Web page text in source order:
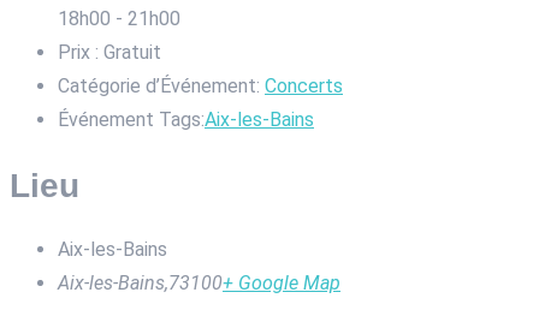
18h00 - 21h00
Prix : Gratuit
Catégorie d’Événement: Concerts
Événement Tags:Aix-les-Bains
Lieu
Aix-les-Bains
Aix-les-Bains,73100+ Google Map